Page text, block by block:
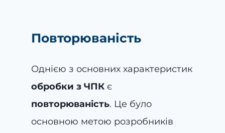
Повторюваність
Однією з основних характеристик
обробки з ЧПКє
повторюваність. Це було
основною метою розробників